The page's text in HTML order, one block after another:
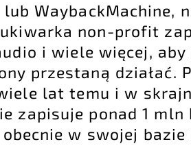
WaybackMachine,
non-profit
i wiele więcej,
przestaną działać.
lat temu i w
zapisuje ponad 1
w swojej